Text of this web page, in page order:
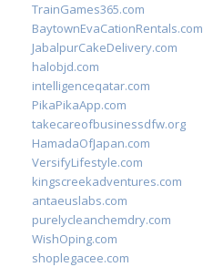
TrainGames365.com
BaytownEvaCationRentals.com
JabalpurCakeDelivery.com
halobjd.com
intelligenceqatar.com
PikaPikaApp.com
takecareofbusinessdfw.org
HamadaOfJapan.com
VersifyLifestyle.com
kingscreekadventures.com
antaeuslabs.com
purelycleanchemdry.com
WishOping.com
shoplegacee.com